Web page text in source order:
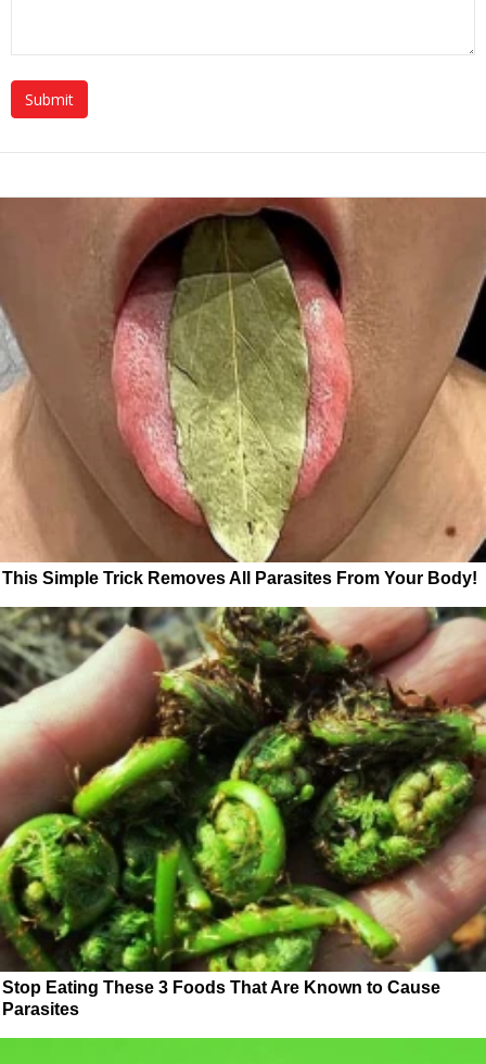
This Simple Trick Removes All Parasites From Your Body!
Stop Eating These 3 Foods That Are Known to Cause
Parasites